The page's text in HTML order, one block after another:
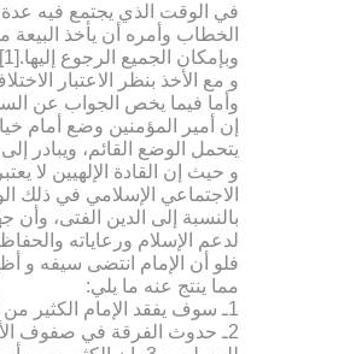
في الوقت الذي یجتمع فیه
الخطاب وأمره أن یأخذ
وبإمکان الجمیع الرجوع إلیها.[1]
و مع الأخذ بنظر الاعتبار
وأما فیما یخص الجواب عن
إن أمیر المؤمنین وضع أمام
یتحمل الوضع القائم، ویبادر
و حیث إن القادة الإلهیین لا
الاجتماعي الإسلامي في ذلك
بالنسبة إلى الدین الفتی،
لدعم الإسلام ورعایاته
فلو أن الإمام انتضى سیفه و
مما ینتج عنه ما یلي:
1ـ سوف یفقد الإمام الکثیر من أنصاره و خاصة الذین تمسکوا بتعالیم النبي(ص) ووصایاه ولم ینقضوا عهده.
2ـ حدوث الفرقة في صفوف